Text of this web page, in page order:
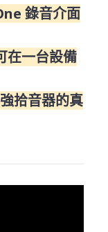
錄音介面
在一台設備
拾音器的真